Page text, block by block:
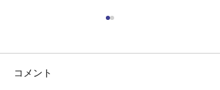
コメント